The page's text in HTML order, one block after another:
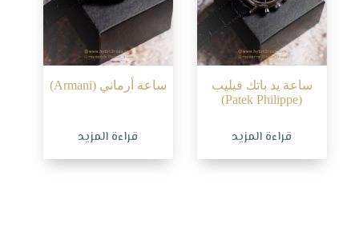
ساعة يد باتك فيليب
(Patek Philippe)
قراءة المزيد
ساعة أرماني (Armani)
قراءة المزيد